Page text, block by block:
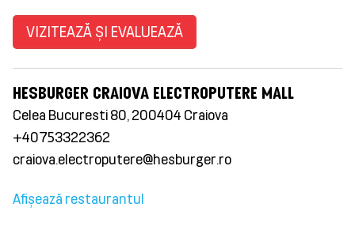
VIZITEAZĂ ȘI EVALUEAZĂ
HESBURGER CRAIOVA ELECTROPUTERE MALL
Celea Bucuresti 80, 200404 Craiova
+40753322362
craiova.electroputere@hesburger.ro
Afișează restaurantul